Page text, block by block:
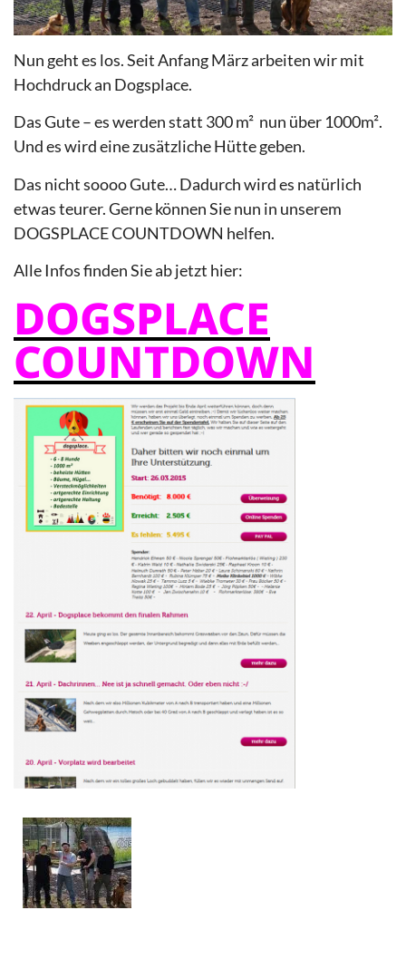
Nun geht es los. Seit Anfang März arbeiten wir mit
Hochdruck an Dogsplace.
Das Gute – es werden statt 300 m² nun über 1000m².
Und es wird eine zusätzliche Hütte geben.
Das nicht soooo Gute… Dadurch wird es natürlich
etwas teurer. Gerne können Sie nun in unserem
DOGSPLACE COUNTDOWN helfen.
Alle Infos finden Sie ab jetzt hier:
DOGSPLACE
COUNTDOWN